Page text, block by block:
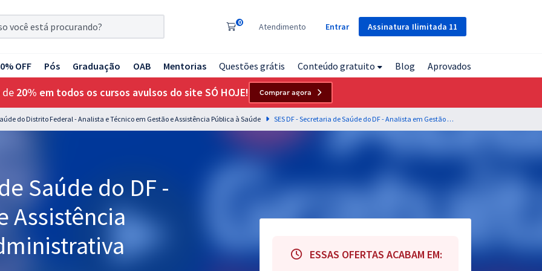
Assinatura Ilimitada 11
0 Atendimento Entrar
OFF Pós Graduação OAB Mentorias Questões grátis Conteúdo gratuito Blog Aprovados
de 20% em todos os cursos avulsos do site SÓ HOJE! Comprar agora
do Distrito Federal - Analista e Técnico em Gestão e Assistência Pública à Saúde SES DF - Secretaria de Saúde do DF - Analista em Gestão e Assistência Pública à Saúde - Administrativa
Saúde do DF -
Assistência
ESSAS OFERTAS ACABAM EM: